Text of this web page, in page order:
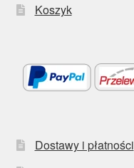
Koszyk
Dostawy i płatności